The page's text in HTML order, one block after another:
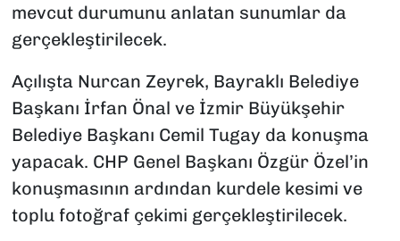
mevcut durumunu anlatan sunumlar da
gerçekleştirilecek.
Açılışta Nurcan Zeyrek, Bayraklı Belediye
Başkanı İrfan Önal ve İzmir Büyükşehir
Belediye Başkanı Cemil Tugay da konuşma
yapacak. CHP Genel Başkanı Özgür Özel’in
konuşmasının ardından kurdele kesimi ve
toplu fotoğraf çekimi gerçekleştirilecek.